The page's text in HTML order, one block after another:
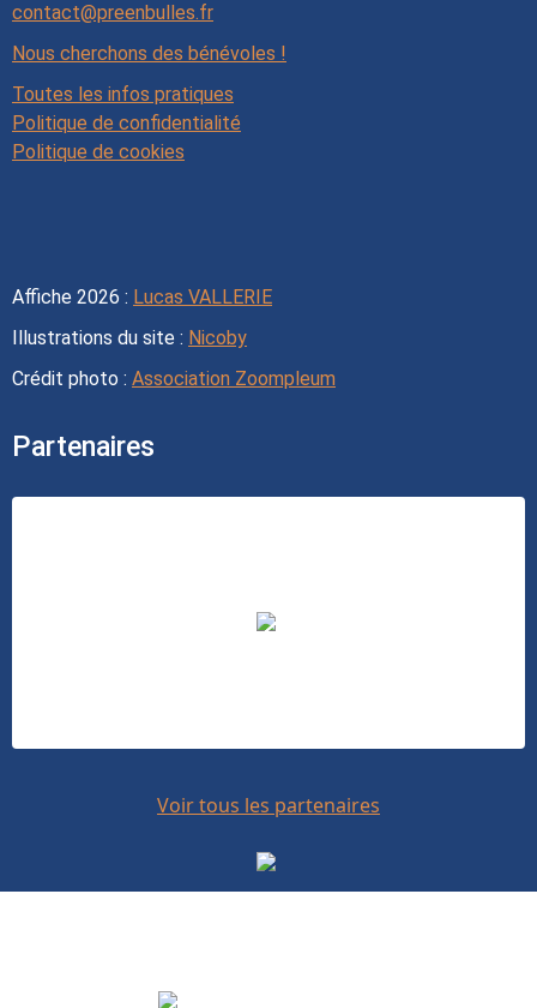
contact@preenbulles.fr
Nous cherchons des bénévoles !
Toutes les infos pratiques
Politique de confidentialité
Politique de cookies
Affiche 2026 : Lucas VALLERIE
Illustrations du site : Nicoby
Crédit photo : Association Zoompleum
Partenaires
Voir tous les partenaires